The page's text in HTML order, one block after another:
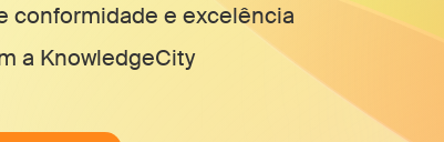
conformidade e excelência
a KnowledgeCity